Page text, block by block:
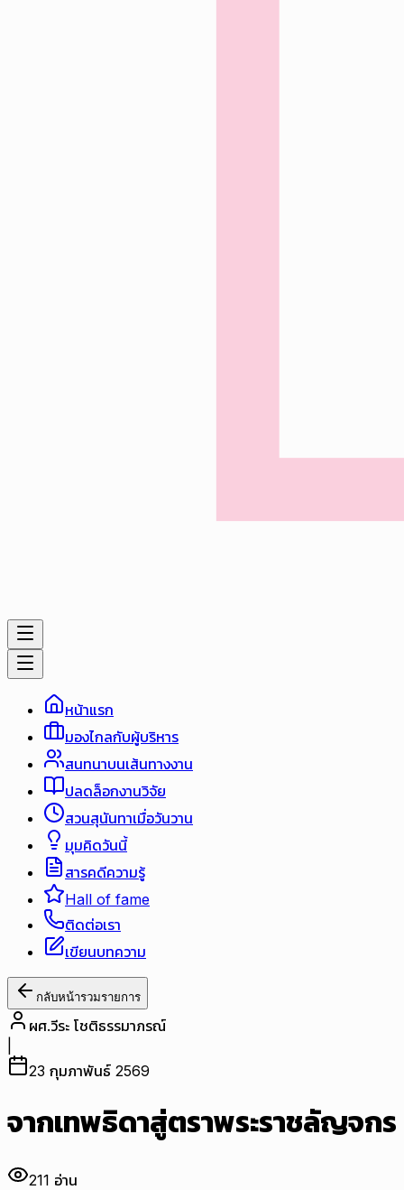
หน้าแรก
มองไกลกับผู้บริหาร
สนทนาบนเส้นทางงาน
ปลดล็อกงานวิจัย
สวนสุนันทาเมื่อวันวาน
มุมคิดวันนี้
สารคดีความรู้
Hall of fame
ติดต่อเรา
เขียนบทความ
กลับหน้ารวมรายการ
ผศ.วีระ โชติธรรมาภรณ์
23 กุมภาพันธ์ 2569
จากเทพธิดาสู่ตราพระราชลัญจกร
211 อ่าน